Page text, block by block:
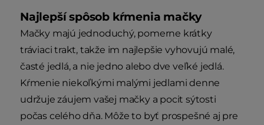
Najlepší spôsob kŕmenia mačky
Mačky majú jednoduchý, pomerne krátky
tráviaci trakt, takže im najlepšie vyhovujú malé,
časté jedlá, a nie jedno alebo dve veľké jedlá.
Kŕmenie niekoľkými malými jedlami denne
udržuje záujem vašej mačky a pocit sýtosti
počas celého dňa. Môže to byť prospešné aj pre